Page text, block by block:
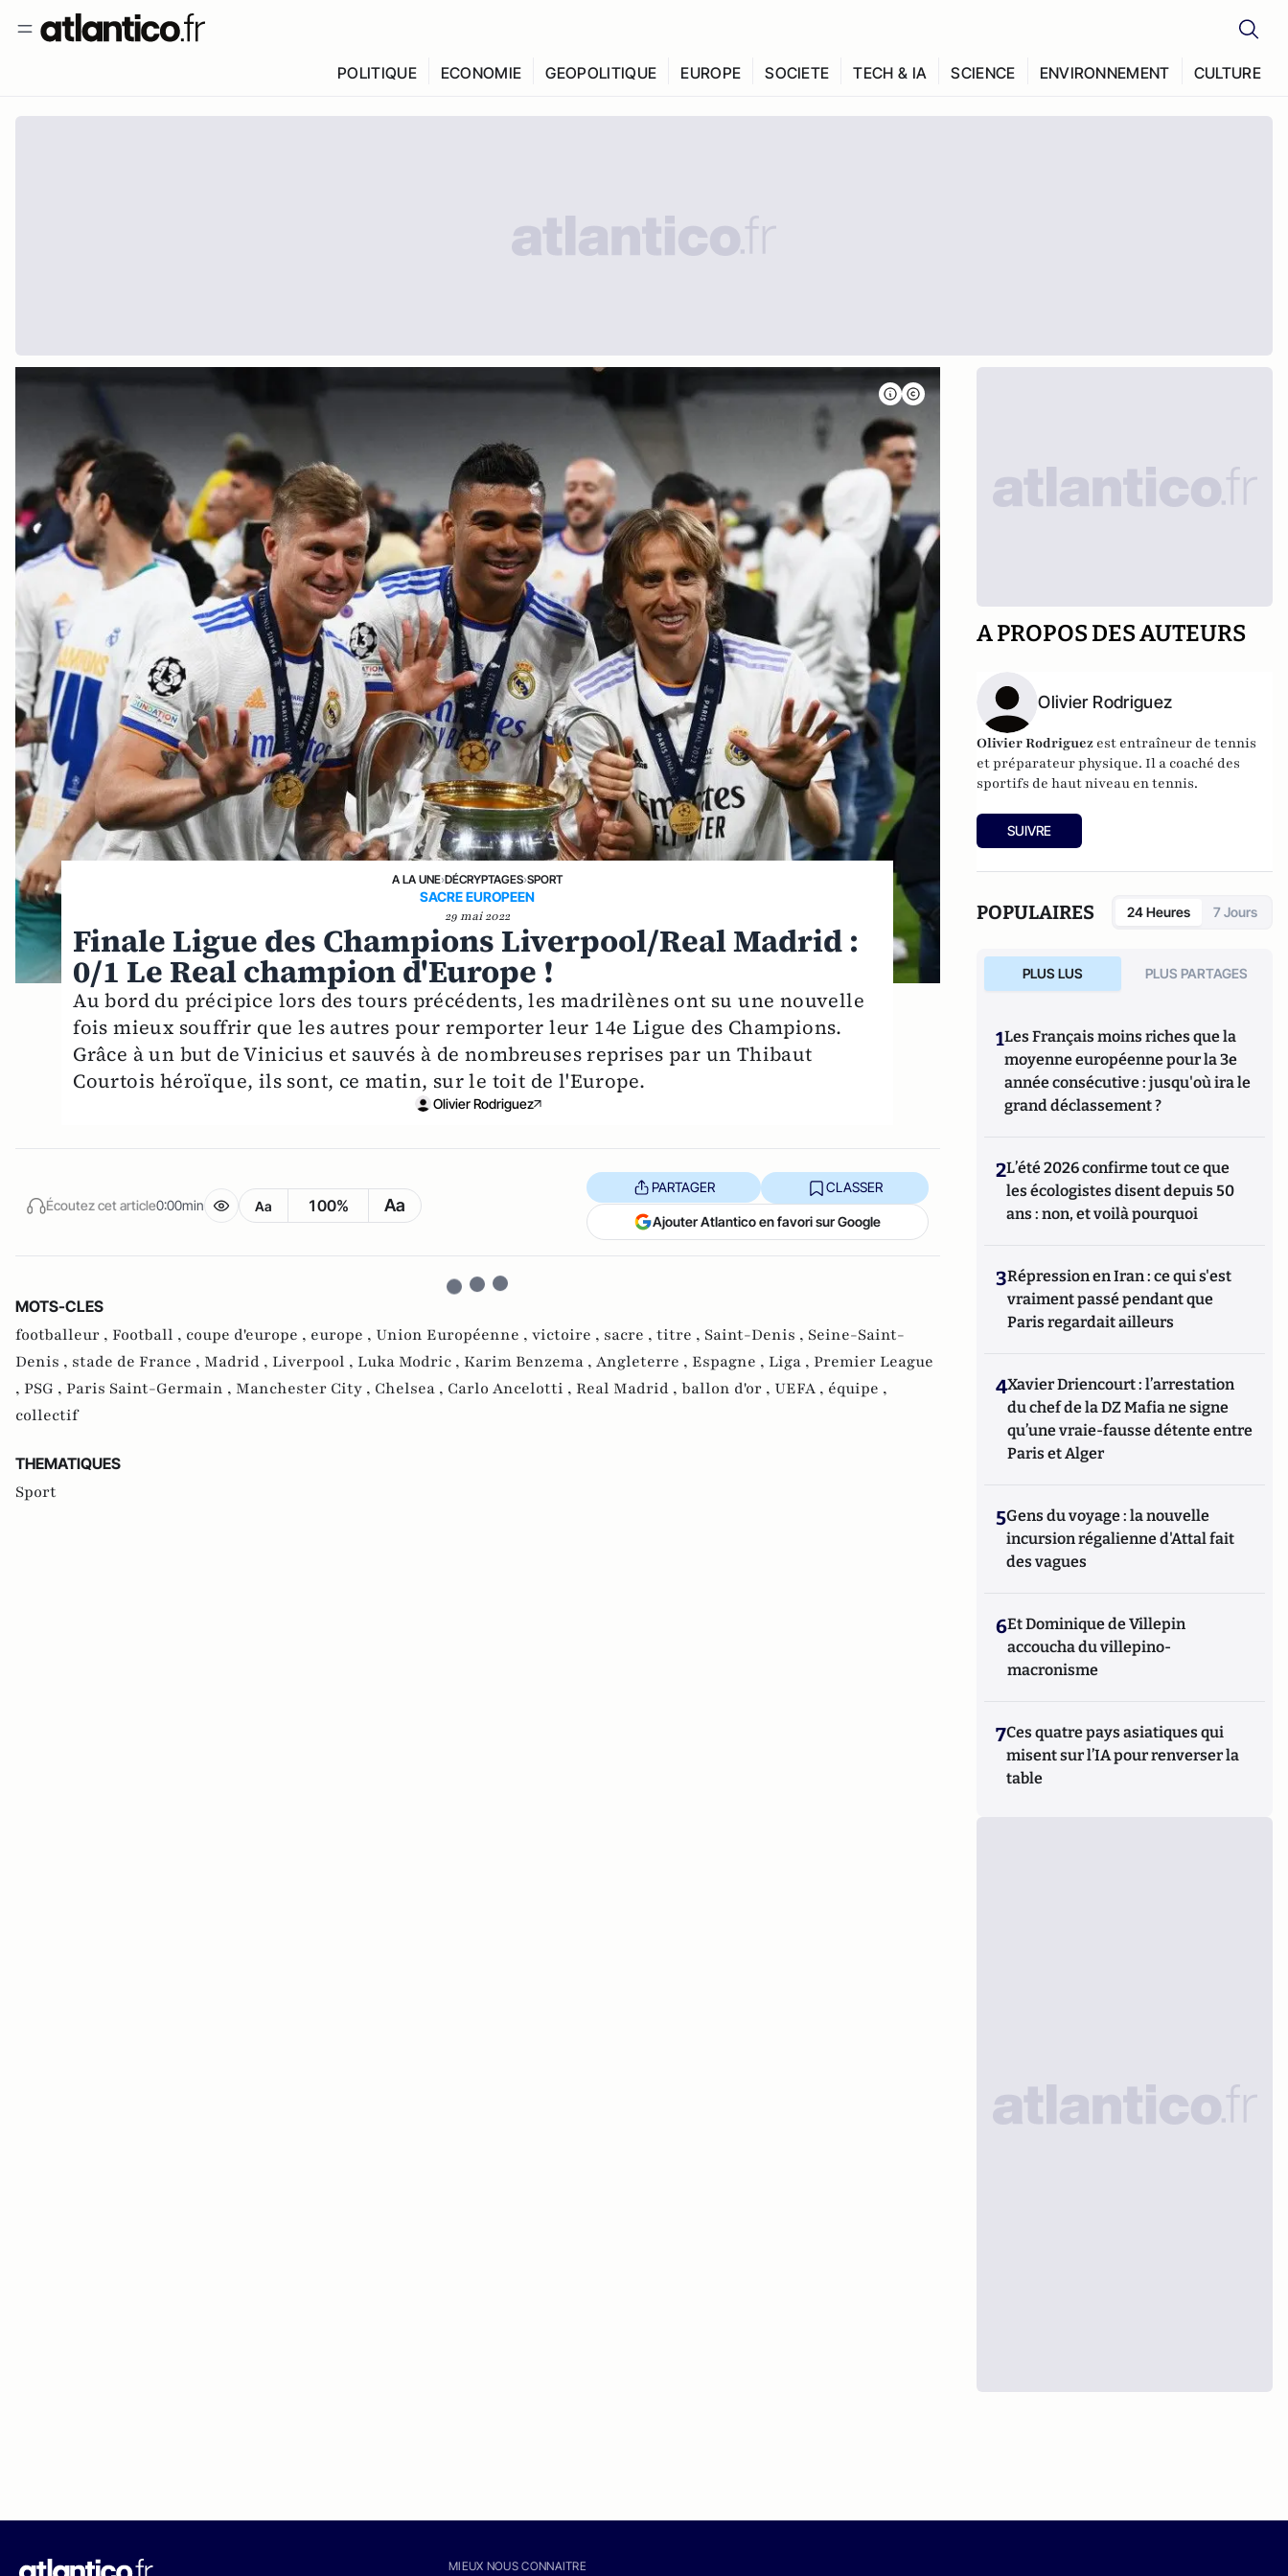
POLITIQUE ECONOMIE GEOPOLITIQUE EUROPE SOCIETE TECH & IA SCIENCE ENVIRONNEMENT CULTURE
A LA UNE›DÉCRYPTAGES›SPORT
SACRE EUROPEEN
29 mai 2022
Finale Ligue des Champions Liverpool/Real Madrid :
0/1 Le Real champion d'Europe !
Au bord du précipice lors des tours précédents, les madrilènes ont su une nouvelle
fois mieux souffrir que les autres pour remporter leur 14e Ligue des Champions.
Grâce à un but de Vinicius et sauvés à de nombreuses reprises par un Thibaut
Courtois héroïque, ils sont, ce matin, sur le toit de l'Europe.
Olivier Rodriguez
Écoutez cet article0:00min Aa 100% Aa
PARTAGER CLASSER
Ajouter Atlantico en favori sur Google
MOTS-CLES
footballeur , Football , coupe d'europe , europe , Union Européenne , victoire , sacre , titre , Saint-Denis , Seine-Saint-
Denis , stade de France , Madrid , Liverpool , Luka Modric , Karim Benzema , Angleterre , Espagne , Liga , Premier League
, PSG , Paris Saint-Germain , Manchester City , Chelsea , Carlo Ancelotti , Real Madrid , ballon d'or , UEFA , équipe ,
collectif
THEMATIQUES
Sport
A PROPOS DES AUTEURS
Olivier Rodriguez
Olivier Rodriguez est entraîneur de tennis
et préparateur physique. Il a coaché des
sportifs de haut niveau en tennis.
SUIVRE
POPULAIRES 24 Heures 7 Jours
PLUS LUS PLUS PARTAGES
1Les Français moins riches que la
moyenne européenne pour la 3e
année consécutive : jusqu'où ira le
grand déclassement ?
2L’été 2026 confirme tout ce que
les écologistes disent depuis 50
ans : non, et voilà pourquoi
3Répression en Iran : ce qui s'est
vraiment passé pendant que
Paris regardait ailleurs
4Xavier Driencourt : l’arrestation
du chef de la DZ Mafia ne signe
qu’une vraie-fausse détente entre
Paris et Alger
5Gens du voyage : la nouvelle
incursion régalienne d'Attal fait
des vagues
6Et Dominique de Villepin
accoucha du villepino-
macronisme
7Ces quatre pays asiatiques qui
misent sur l’IA pour renverser la
table
MIEUX NOUS CONNAITRE